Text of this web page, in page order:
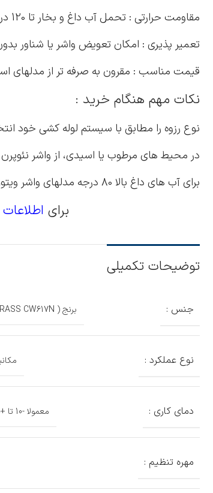
مقاومت حرارتی : تحمل آب داغ و بخار تا 120 درجه
تعمیر پذیری : امکان تعویض واشر یا شناور
قیمت مناسب : مقرون به صرفه تر از مدلهای
نکات مهم هنگام خرید :
نوع رزوه را مطابق با سیستم لوله کشی خود
در محیط های مرطوب یا اسیدی، از واشر
برای آب های داغ بالا 80 درجه مدلهای واشر ویتون مناسب ترند
برای
توضیحات تکمیلی
جنس : برنج ( BRASS CW617N یا مشابه ) با مقاومت بالا در برابر خوردگی و رسوب
نوع عملکرد :
دمای کاری : معمولا -10 تا +120 درجه سانتی گراد ( مقاوم در برابر آب گرم و بخار )
مهره تنظیم :